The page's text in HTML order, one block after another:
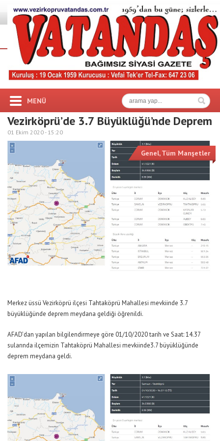
MENÜ
Vezirköprü’de 3.7 Büyüklüğü’nde Deprem
01 Ekim 2020 - 15:20
Genel,Tüm Manşetler
Merkez üssü Vezirköprü ilçesi Tahtaköprü Mahallesi mevkiinde 3.7
büyüklüğünde deprem meydana geldiği öğrenildi.
AFAD’dan yapılan bilgilendirmeye göre 01/10/2020 tarih ve Saat: 14.37
sularında ilçemizin Tahtaköprü Mahallesi mevkiinde3.7 büyüklüğünde
deprem meydana geldi.